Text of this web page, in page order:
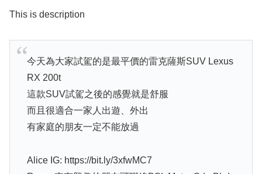
This is description
今天為大家試駕的是最平價的雷克薩斯SUV Lexus
RX 200t
這款SUV試駕之後的感覺就是舒服
而且很適合一家人出遊、外出
有家庭的朋友一定不能放過
Alice IG: https://bit.ly/3xfwMC7​​